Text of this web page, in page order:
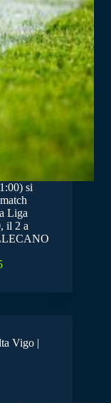
si
Liga
il 2 a
Vigo |